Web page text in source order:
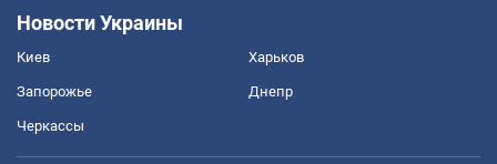
Новости Украины
Киев Харьков
Запорожье Днепр
Черкассы